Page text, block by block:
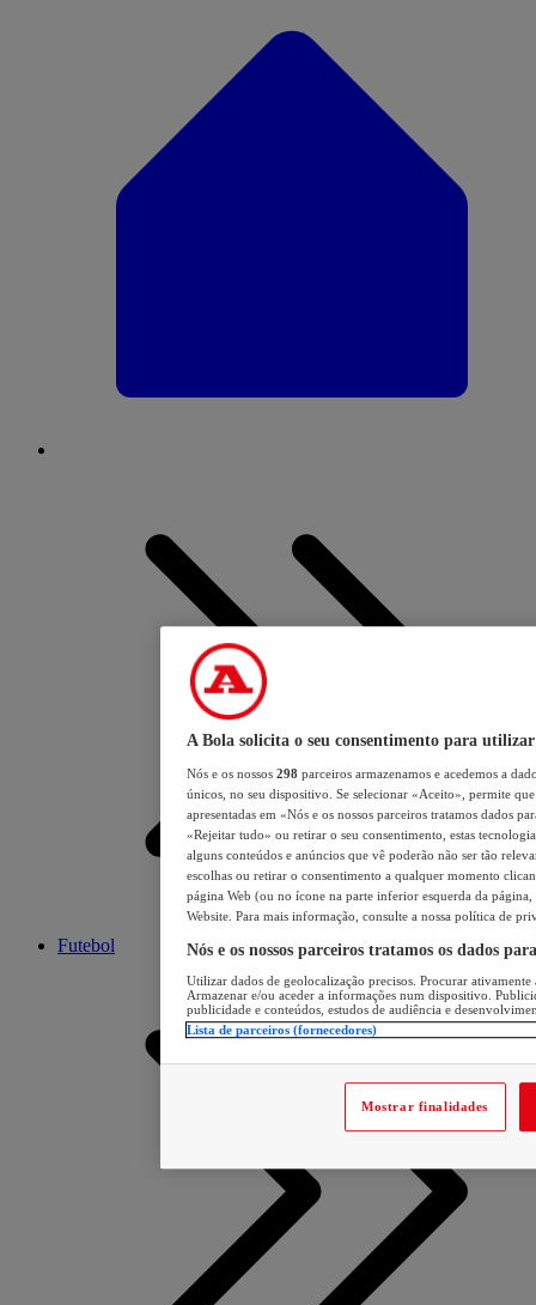
Futebol
A Bola solicita o seu consentimento para utilizar
Nós e os nossos 298 parceiros armazenamos e acedemos a
únicos, no seu dispositivo. Se selecionar «Aceito», permite
apresentadas em «Nós e os nossos parceiros tratamos dados
«Rejeitar tudo» ou retirar o seu consentimento, estas
alguns conteúdos e anúncios que vê poderão não ser tão
escolhas ou retirar o consentimento a qualquer momento
página Web (ou no ícone na parte inferior esquerda da página,
Website. Para mais informação, consulte a nossa política de
Nós e os nossos parceiros tratamos os dados
Utilizar dados de geolocalização precisos. Procurar
Armazenar e/ou aceder a informações num dispositivo.
publicidade e conteúdos, estudos de audiência e
Lista de parceiros (fornecedores)
Mostrar finalidades